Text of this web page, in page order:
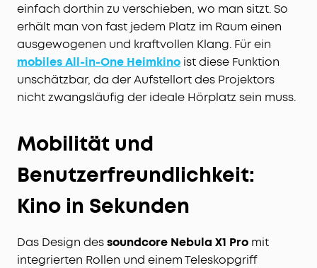
einfach dorthin zu verschieben, wo man sitzt. So
erhält man von fast jedem Platz im Raum einen
ausgewogenen und kraftvollen Klang. Für ein
mobiles All-in-One Heimkino ist diese Funktion
unschätzbar, da der Aufstellort des Projektors
nicht zwangsläufig der ideale Hörplatz sein muss.
Mobilität und
Benutzerfreundlichkeit:
Kino in Sekunden
Das Design dessoundcore Nebula X1 Pro mit
integrierten Rollen und einem Teleskopgriff